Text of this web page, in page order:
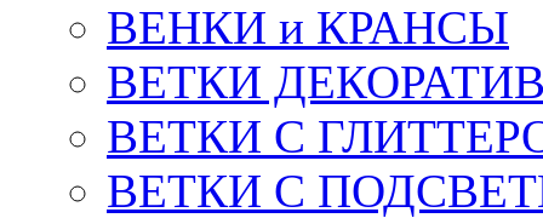
ВЕНКИ и КРАНСЫ
ВЕТКИ
ВЕТКИ С
ВЕТКИ С